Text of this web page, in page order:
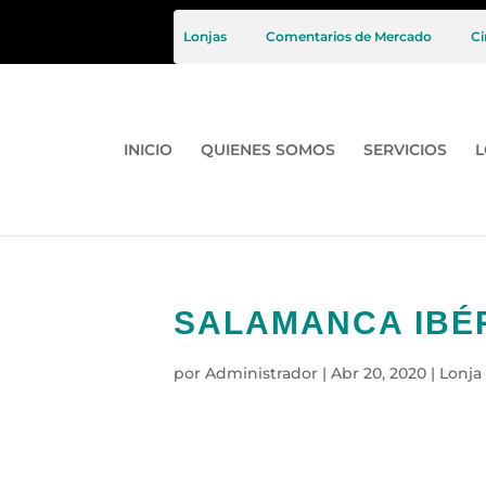
Lonjas Comentarios de Mercado
INICIO QUIENES SOMOS SERVICIOS
SALAMANCA
por Administrador | Abr 20, 2020 |